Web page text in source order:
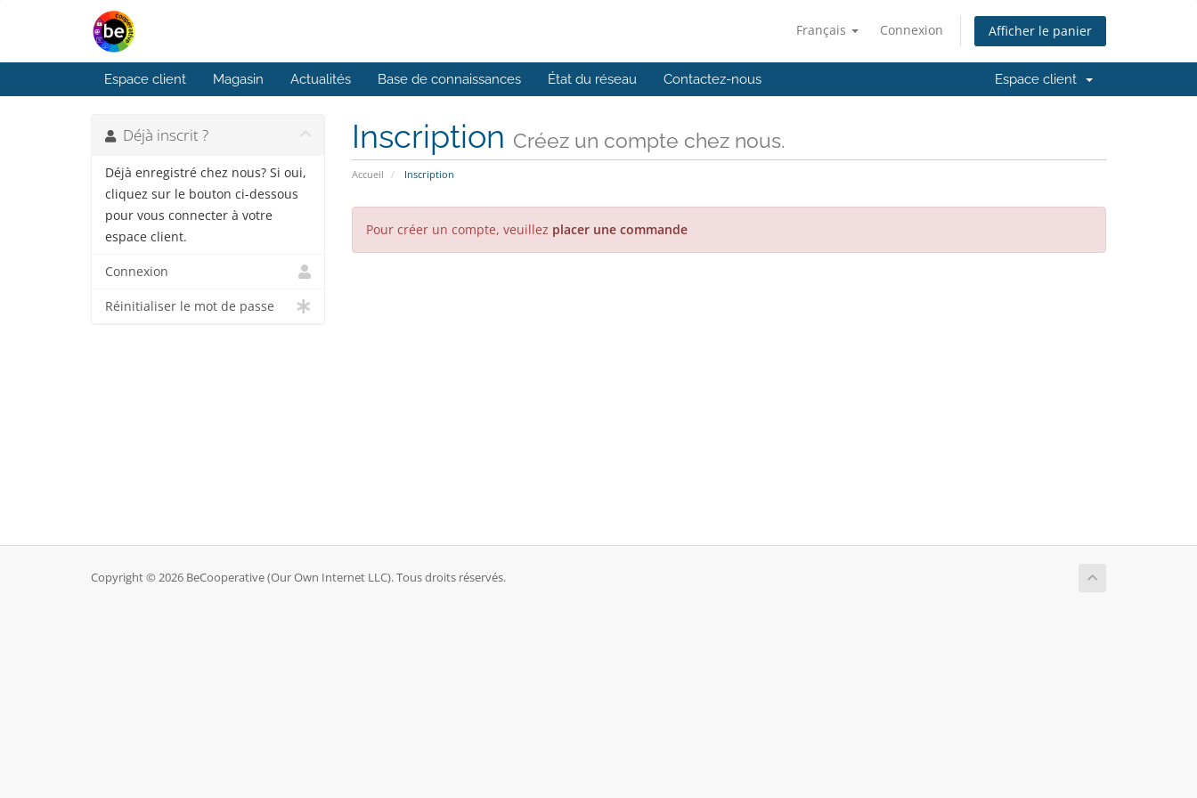
Français Connexion Afficher le panier
Espace client Magasin Actualités Base de connaissances État du réseau Contactez-nous Espace client
Inscription Créez un compte chez nous.
Accueil Inscription
Déjà inscrit ?
Déjà enregistré chez nous? Si oui,
cliquez sur le bouton ci-dessous
pour vous connecter à votre
espace client.
Connexion
Réinitialiser le mot de passe
Pour créer un compte, veuillez placer une commande
Copyright © 2026 BeCooperative (Our Own Internet LLC). Tous droits réservés.